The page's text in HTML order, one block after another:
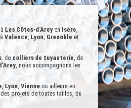
Les Côtes-d’Areyen Isère,
Valence, Lyon, Grenoble et
, de colliers de tuyauterie, de
, nous accompagnons les
, Lyon, Vienne ou ailleurs en
projets de toutes tailles, du